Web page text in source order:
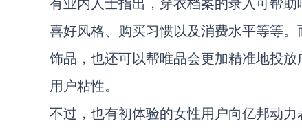
有业内人士指出，穿衣档案的录入可帮
喜好风格、购买习惯以及消费水平等等
饰品，也还可以帮唯品会更加精准地投
用户粘性。
不过，也有初体验的女性用户向亿邦动